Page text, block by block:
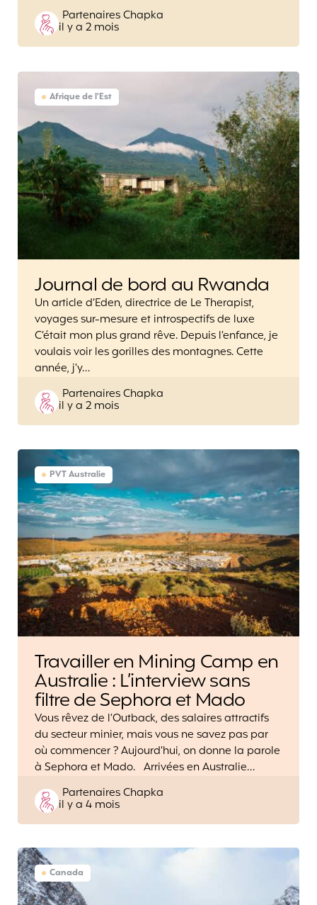
Posted
by
Partenaires Chapka
il y a 2 mois
Afrique de l'Est
Journal de bord au Rwanda
Un article d’Eden, directrice de Le Therapist,
voyages sur-mesure et introspectifs de luxe
C’était mon plus grand rêve. Depuis l’enfance, je
voulais voir les gorilles des montagnes. Cette
année, j’y…
Posted
by
Partenaires Chapka
il y a 2 mois
PVT Australie
Travailler en Mining Camp en
Australie : L’interview sans
filtre de Sephora et Mado
Vous rêvez de l’Outback, des salaires attractifs
du secteur minier, mais vous ne savez pas par
où commencer ? Aujourd’hui, on donne la parole
à Sephora et Mado. Arrivées en Australie…
Posted
by
Partenaires Chapka
il y a 4 mois
Canada